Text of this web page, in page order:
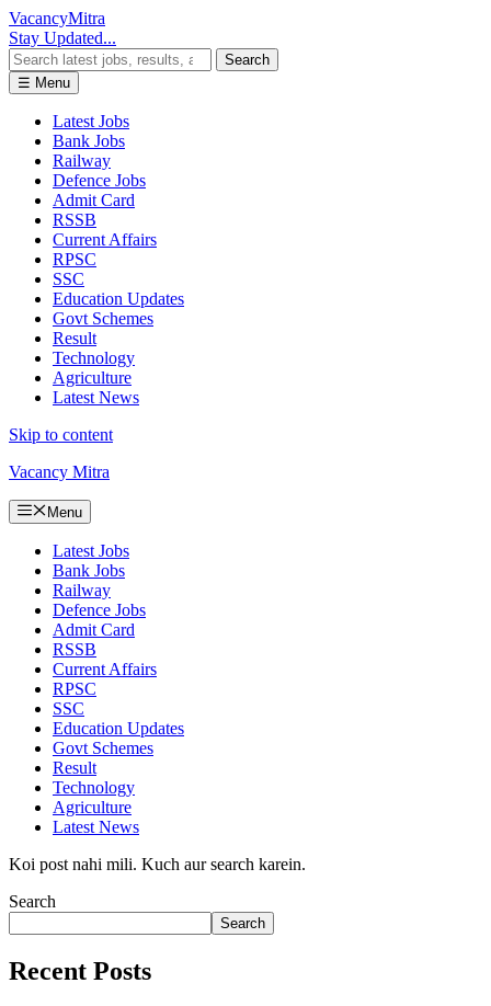
VacancyMitra
Stay Updated...
Search
☰ Menu
Latest Jobs
Bank Jobs
Railway
Defence Jobs
Admit Card
RSSB
Current Affairs
RPSC
SSC
Education Updates
Govt Schemes
Result
Technology
Agriculture
Latest News
Skip to content
Vacancy Mitra
Menu
Latest Jobs
Bank Jobs
Railway
Defence Jobs
Admit Card
RSSB
Current Affairs
RPSC
SSC
Education Updates
Govt Schemes
Result
Technology
Agriculture
Latest News
Koi post nahi mili. Kuch aur search karein.
Search
Search
Recent Posts